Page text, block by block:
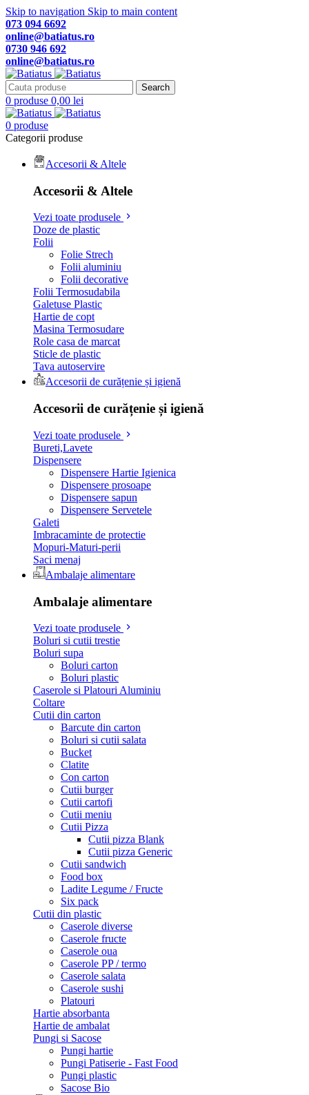
Skip to navigation Skip to main content
073 094 6692
online@batiatus.ro
0730 946 692
online@batiatus.ro
Search
0 produse 0,00 lei
0 produse
Categorii produse
Accesorii & Altele
Accesorii & Altele
Vezi toate produsele
Doze de plastic
Folii
Folie Strech
Folii aluminiu
Folii decorative
Folii Termosudabila
Galetuse Plastic
Hartie de copt
Masina Termosudare
Role casa de marcat
Sticle de plastic
Tava autoservire
Accesorii de curățenie și igienă
Accesorii de curățenie și igienă
Vezi toate produsele
Bureti,Lavete
Dispensere
Dispensere Hartie Igienica
Dispensere prosoape
Dispensere sapun
Dispensere Servetele
Galeti
Imbracaminte de protectie
Mopuri-Maturi-perii
Saci menaj
Ambalaje alimentare
Ambalaje alimentare
Vezi toate produsele
Boluri si cutii trestie
Boluri supa
Boluri carton
Boluri plastic
Caserole si Platouri Aluminiu
Coltare
Cutii din carton
Barcute din carton
Boluri si cutii salata
Bucket
Clatite
Con carton
Cutii burger
Cutii cartofi
Cutii meniu
Cutii Pizza
Cutii pizza Blank
Cutii pizza Generic
Cutii sandwich
Food box
Ladite Legume / Fructe
Six pack
Cutii din plastic
Caserole diverse
Caserole fructe
Caserole oua
Caserole PP / termo
Caserole salata
Caserole sushi
Platouri
Hartie absorbanta
Hartie de ambalat
Pungi si Sacose
Pungi hartie
Pungi Patiserie - Fast Food
Pungi plastic
Sacose Bio